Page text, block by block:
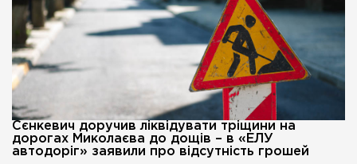
Сєнкевич доручив ліквідувати тріщини на
дорогах Миколаєва до дощів – в «ЕЛУ
автодоріг» заявили про відсутність грошей